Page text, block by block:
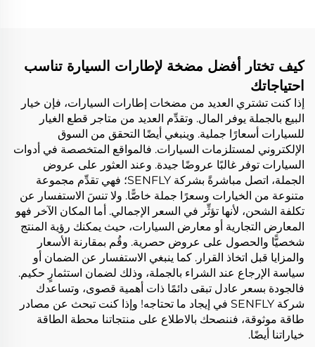
كيف تختار أفضل مضخة لإطارات السيارة تناسب
احتياجاتك
إذا كنت تشتري العديد من مضخات إطارات السيارات، فإن خيار
البيع بالجملة يوفر المال. وتقدِّم العديد من متاجر قطع الغيار
للسيارات أسعارًا جملية. وينبغي أيضًا التحقق من السوق
الإلكتروني لمستلزمات السيارات. فالمواقع المتخصصة في أدوات
السيارات توفر غالبًا عروضًا جيدة. وعند العثور على عروض
الجملة، اتصل مباشرةً بشركة SENFLY؛ فهي تقدِّم مجموعة
متنوعة من الخيارات وسعرًا جملة خاصًّا. ولا تنسَ الاستفسار عن
تكلفة الشحن، لأنها تؤثِّر في السعر الإجمالي. أما المكان الآخر فهو
المعارض التجارية أو معارض السيارات، حيث يمكنك رؤية المنتج
شخصيًّا والحصول على عروض حصرية. وقُم بمقارنة الأسعار
والمزايا قبل اتخاذ القرار. كما ينبغي الاستفسار عن الضمان أو
سياسة الإرجاع عند الشراء بالجملة، وذلك لضمان استثمارٍ حكيم.
فالجودة بسعر عادل تبقى دائمًا ذات أهمية قصوى، وتساعدك
شركة SENFLY في إيجاد ما تحتاجه! وإذا كنت تبحث عن مصادر
طاقة موثوقة، فننصحك بالاطلاع على منتجاتنا محطة الطاقة
خياراتنا أيضًا.